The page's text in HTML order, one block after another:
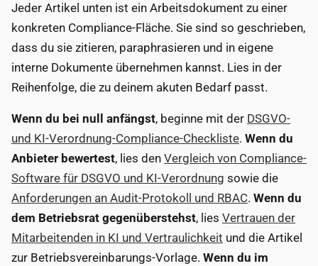
Jeder Artikel unten ist ein Arbeitsdokument zu einer
konkreten Compliance-Fläche. Sie sind so geschrieben,
dass du sie zitieren, paraphrasieren und in eigene
interne Dokumente übernehmen kannst. Lies in der
Reihenfolge, die zu deinem akuten Bedarf passt.
Wenn du bei null anfängst, beginne mit der DSGVO-
und KI-Verordnung-Compliance-Checkliste. Wenn du
Anbieter bewertest, lies den Vergleich von Compliance-
Software für DSGVO und KI-Verordnung sowie die
Anforderungen an Audit-Protokoll und RBAC. Wenn du
dem Betriebsrat gegenüberstehst, lies Vertrauen der
Mitarbeitenden in KI und Vertraulichkeit und die Artikel
zur Betriebsvereinbarungs-Vorlage. Wenn du im